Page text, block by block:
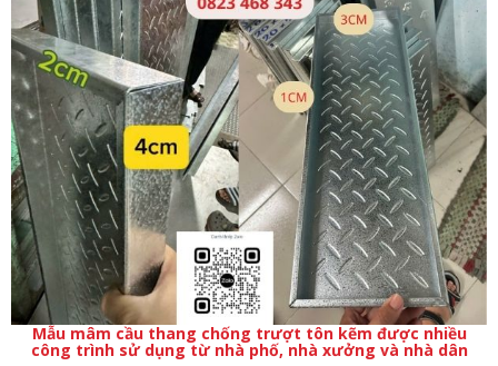
Mẫu mâm cầu thang chống trượt tôn kẽm được nhiều
công trình sử dụng từ nhà phố, nhà xưởng và nhà dân